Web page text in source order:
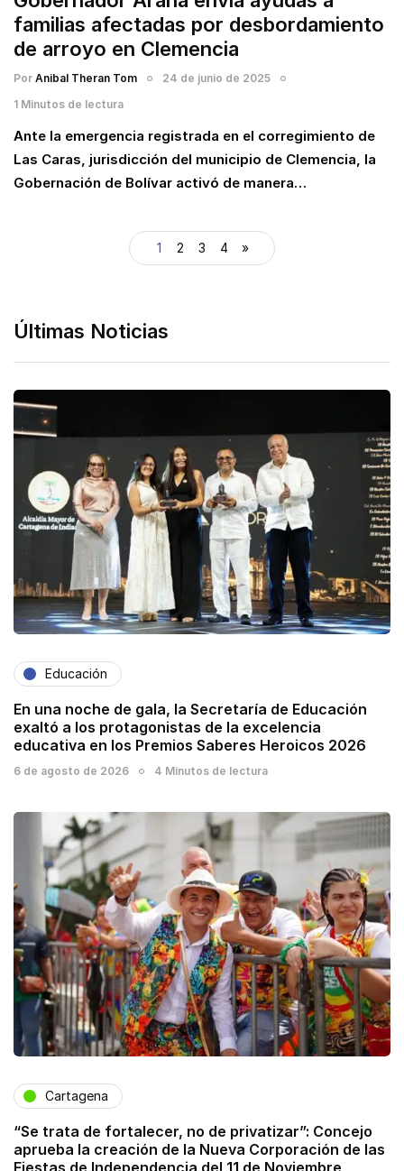
familias afectadas por desbordamiento
de arroyo en Clemencia
Por Anibal Theran Tom
24 de junio de 2025
1 Minutos de lectura
Ante la emergencia registrada en el corregimiento de
Las Caras, jurisdicción del municipio de Clemencia, la
Gobernación de Bolívar activó de manera…
1 2 3 4 »
Últimas Noticias
Educación
En una noche de gala, la Secretaría de Educación
exaltó a los protagonistas de la excelencia
educativa en los Premios Saberes Heroicos 2026
6 de agosto de 2026 4 Minutos de lectura
Cartagena
“Se trata de fortalecer, no de privatizar”: Concejo
aprueba la creación de la Nueva Corporación de las
Fiestas de Independencia del 11 de Noviembre